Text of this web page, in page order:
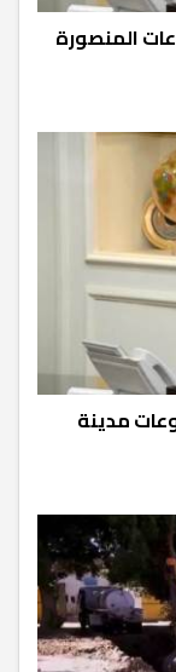
المنصورة
مدينة